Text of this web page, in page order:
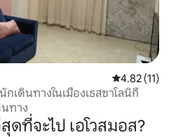
คะแนนเฉลี่ย
4.82 (11)
เดินทางในเมืองเธสซาโลนิกี
นทาง
ดที่จะไป เอโวสมอส?